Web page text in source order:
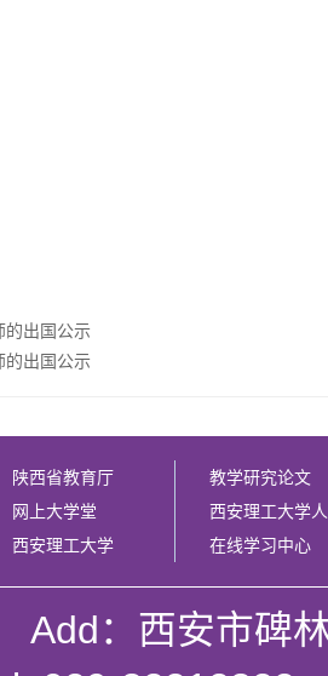
的出国公示
的出国公示
陕西省教育厅
网上大学堂
西安理工大学
教学研究论文
西安理工大学
在线学习中心
Add：西安市碑